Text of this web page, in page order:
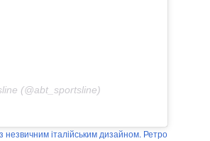
(@abt_sportsline)
незвичним італійським дизайном. Ретро